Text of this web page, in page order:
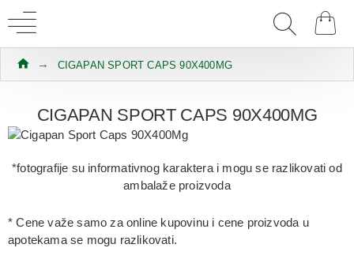
CIGAPAN SPORT CAPS 90X400MG
CIGAPAN SPORT CAPS 90X400MG
*fotografije su informativnog karaktera i mogu se razlikovati od
ambalaže proizvoda
* Cene važe samo za online kupovinu i cene proizvoda u
apotekama se mogu razlikovati.